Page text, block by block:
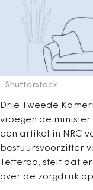
- Shutterstock
Drie Tweede
vroegen de
een artikel in NRC
bestuursvoorzitter
Tetteroo, stelt dat
over de zorgdruk